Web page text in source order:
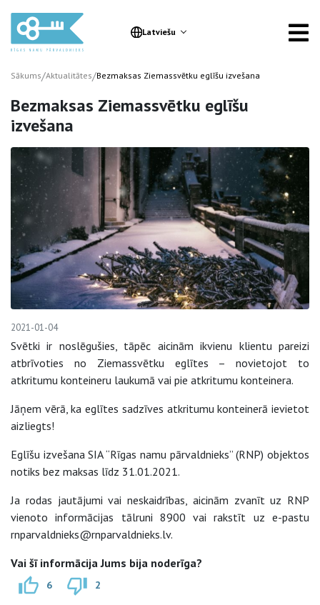
Latviešu
Sākums/Aktualitātes/Bezmaksas Ziemassvētku eglīšu izvešana
Bezmaksas Ziemassvētku eglīšu
izvešana
2021-01-04
Svētki ir noslēgušies, tāpēc aicinām ikvienu klientu pareizi
atbrīvoties no Ziemassvētku eglītes – novietojot to
atkritumu konteineru laukumā vai pie atkritumu konteinera.
Jāņem vērā, ka eglītes sadzīves atkritumu konteinerā ievietot
aizliegts!
Eglīšu izvešana SIA “Rīgas namu pārvaldnieks” (RNP) objektos
notiks bez maksas līdz 31.01.2021.
Ja rodas jautājumi vai neskaidrības, aicinām zvanīt uz RNP
vienoto informācijas tālruni 8900 vai rakstīt uz e-pastu
rnparvaldnieks@rnparvaldnieks.lv.
Vai šī informācija Jums bija noderīga?
6 2